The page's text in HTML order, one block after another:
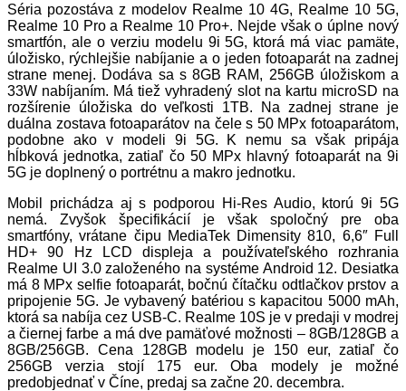
Séria pozostáva z modelov Realme 10 4G, Realme 10 5G,
Realme 10 Pro a Realme 10 Pro+. Nejde však o úplne nový
smartfón, ale o verziu modelu 9i 5G, ktorá má viac pamäte,
úložisko, rýchlejšie nabíjanie a o jeden fotoaparát na zadnej
strane menej. Dodáva sa s 8GB RAM, 256GB úložiskom a
33W nabíjaním. Má tiež vyhradený slot na kartu microSD na
rozšírenie úložiska do veľkosti 1TB. Na zadnej strane je
duálna zostava fotoaparátov na čele s 50 MPx fotoaparátom,
podobne ako v modeli 9i 5G. K nemu sa však pripája
hĺbková jednotka, zatiaľ čo 50 MPx hlavný fotoaparát na 9i
5G je doplnený o portrétnu a makro jednotku.
Mobil prichádza aj s podporou Hi-Res Audio, ktorú 9i 5G
nemá. Zvyšok špecifikácií je však spoločný pre oba
smartfóny, vrátane čipu MediaTek Dimensity 810, 6,6″ Full
HD+ 90 Hz LCD displeja a používateľského rozhrania
Realme UI 3.0 založeného na systéme Android 12. Desiatka
má 8 MPx selfie fotoaparát, bočnú čítačku odtlačkov prstov a
pripojenie 5G. Je vybavený batériou s kapacitou 5000 mAh,
ktorá sa nabíja cez USB-C. Realme 10S je v predaji v modrej
a čiernej farbe a má dve pamäťové možnosti – 8GB/128GB a
8GB/256GB. Cena 128GB modelu je 150 eur, zatiaľ čo
256GB verzia stojí 175 eur. Oba modely je možné
predobjednať v Číne, predaj sa začne 20. decembra.